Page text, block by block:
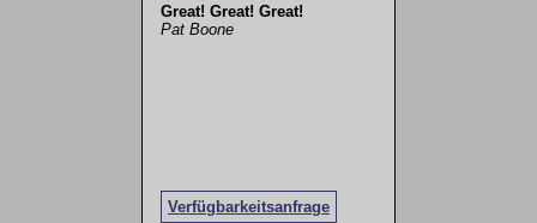
Great! Great! Great!
Pat Boone
Verfügbarkeitsanfrage